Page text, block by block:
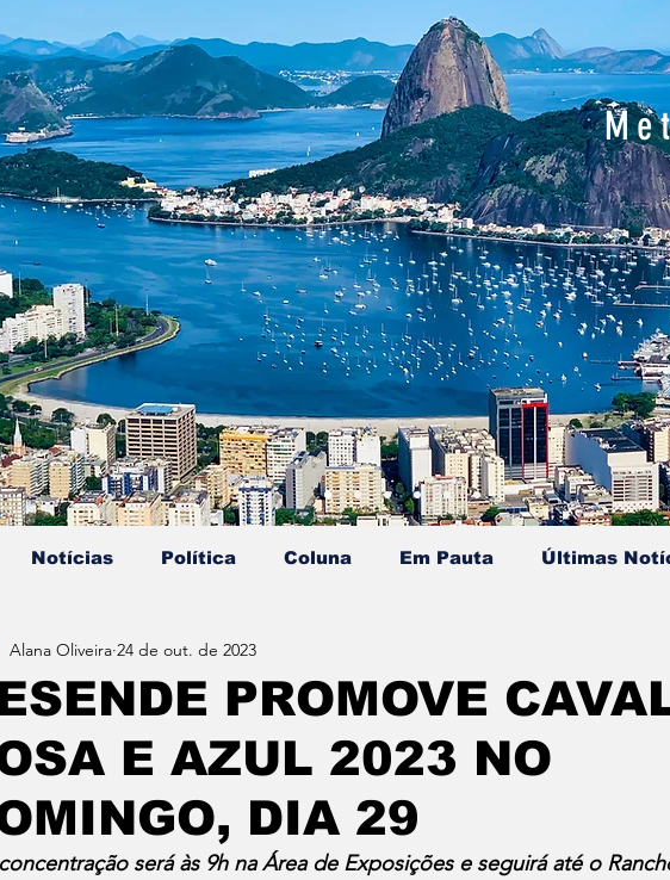
Notícias Política Coluna Em Pauta Últimas
Notícias em 1 min
a conta Angra dos Reis Barra do Piraí Barra Mansa
Volta Redonda
PROMOVE
E AZUL 2023 NO
DIA 29
Alana Oliveira 24 de out. de 2023
será às 9h na Área de Exposições e seguirá até o